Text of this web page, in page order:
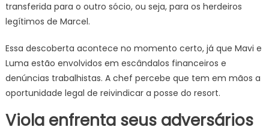
transferida para o outro sócio, ou seja, para os herdeiros
legítimos de Marcel.
Essa descoberta acontece no momento certo, já que Mavi e
Luma estão envolvidos em escândalos financeiros e
denúncias trabalhistas. A chef percebe que tem em mãos a
oportunidade legal de reivindicar a posse do resort.
Viola enfrenta seus adversários